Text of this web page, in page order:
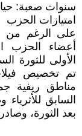
سنوات صعبة:
امتيازات الحزب
على الرغم من
أعضاء الحزب
الأولى للثورة
تم تخصيص
مناطق ريفية
السابق
بعد الثورة،